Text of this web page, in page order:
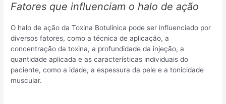
Fatores que influenciam o halo de ação
O halo de ação da Toxina Botulínica pode ser influenciado por
diversos fatores, como a técnica de aplicação, a
concentração da toxina, a profundidade da injeção, a
quantidade aplicada e as características individuais do
paciente, como a idade, a espessura da pele e a tonicidade
muscular.